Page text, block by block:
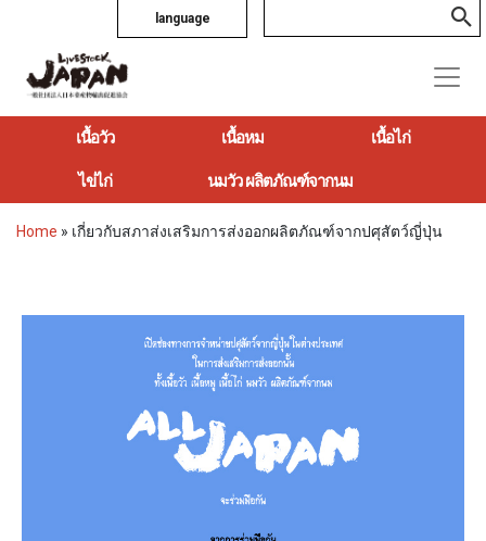
language
เนื้อวัว เนื้อหม เนื้อไก่
ไข่ไก่ นมวัว ผลิตภัณฑ์จากนม
Home » เกี่ยวกับสภาส่งเสริมการส่งออกผลิตภัณฑ์จากปศุสัตว์ญี่ปุ่น